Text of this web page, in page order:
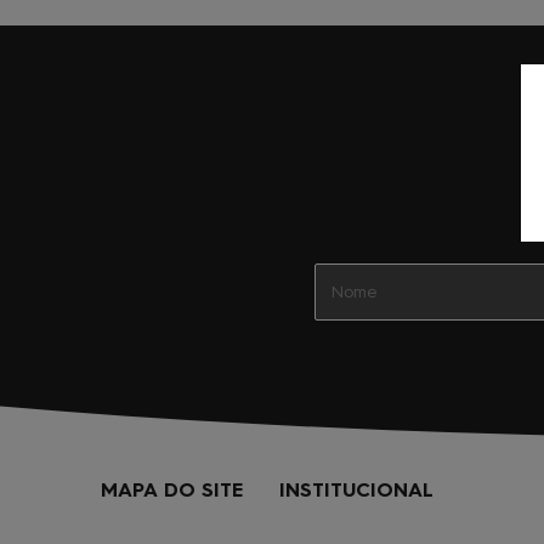
MAPA DO SITE INSTITUCIONAL